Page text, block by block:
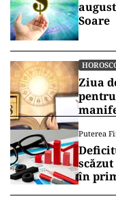
Soare
Ziua
Puterea
în